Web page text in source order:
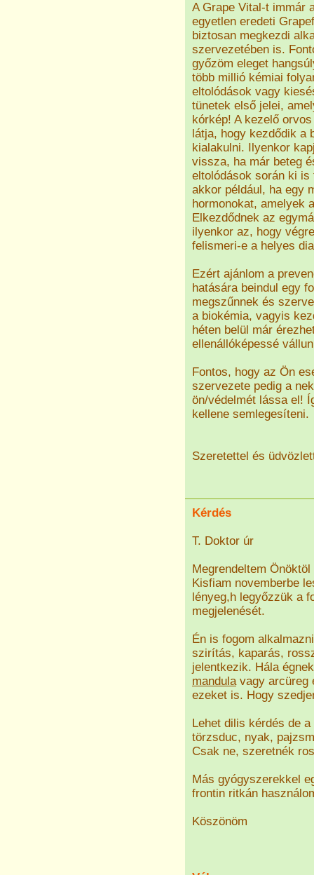
A Grape Vital-t immár
egyetlen eredeti
biztosan megkezdi
szervezetében is.
győzöm eleget
több millió kémiai
eltolódások vagy
tünetek első jelei,
kórkép! A kezelő
látja, hogy kezdődik a
kialakulni. Ilyenkor
vissza, ha már beteg
eltolódások során ki
akkor például, ha egy
hormonokat, amelyek
Elkezdődnek az
ilyenkor az, hogy
felismeri-e a helyes
Ezért ajánlom a
hatására beindul egy
megszűnnek és
a biokémia, vagyis
héten belül már
ellenállóképessé
Fontos, hogy az Ön
szervezete pedig a
ön/védelmét lássa el!
kellene semlegesíteni.
Szeretettel és
Kérdés
T. Doktor úr
Megrendeltem
Kisfiam novemberbe
lényeg,h legyőzzük a
megjelenését.
Én is fogom
szirítás, kaparás,
jelentkezik. Hála
mandulavagy arcüreg
ezeket is. Hogy
Lehet dilis kérdés de
törzsduc, nyak,
Csak ne, szeretnék
Más gyógyszerekkel
frontin ritkán
Köszönöm